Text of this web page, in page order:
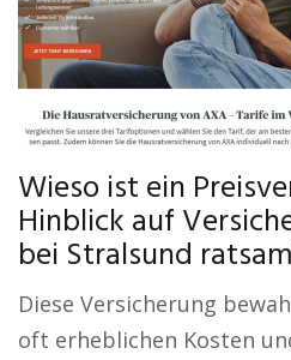
Wieso ist ein
Hinblick auf
bei Stralsund
Diese Versicherung
oft erheblichen Kosten